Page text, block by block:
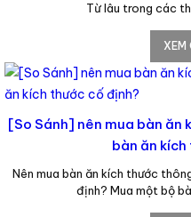
Từ lâu trong các
XEM
[So Sánh] nên mua bàn ăn
bàn ăn
Nên mua bàn ăn kích thước
định? Mua một bộ